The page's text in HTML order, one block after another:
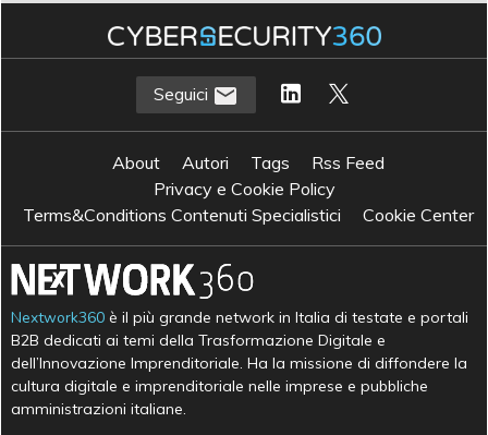
Seguici
About Autori Tags
Rss Feed
Privacy e Cookie Policy
Terms&Conditions Contenuti Specialistici
Cookie Center
Nextwork360 è il più grande network in Italia di testate e portali
B2B dedicati ai temi della Trasformazione Digitale e
dell’Innovazione Imprenditoriale. Ha la missione di diffondere la
cultura digitale e imprenditoriale nelle imprese e pubbliche
amministrazioni italiane.